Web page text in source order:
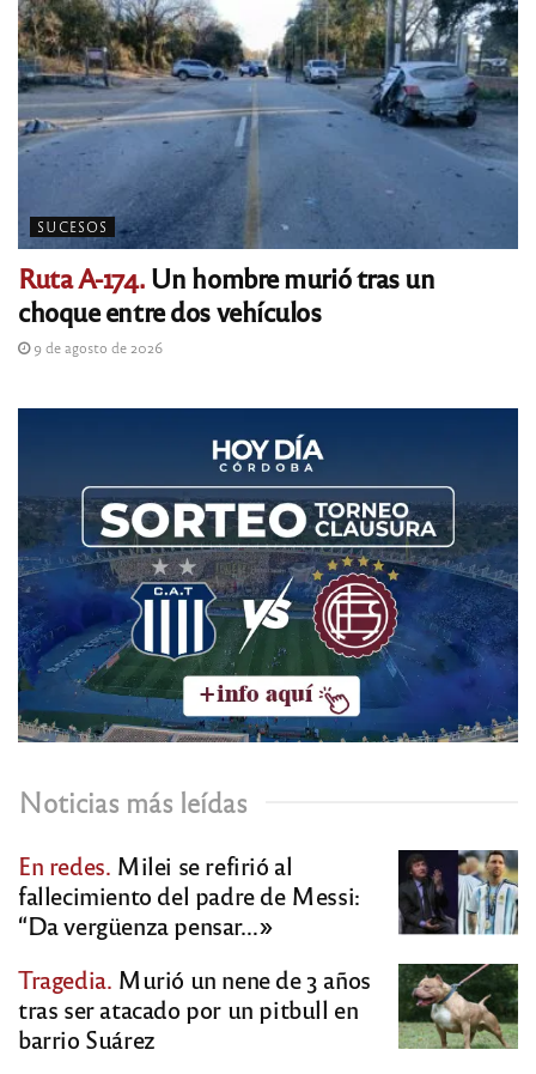
SUCESOS
Ruta A-174.Un hombre murió tras un
choque entre dos vehículos
9 de agosto de 2026
Noticias más leídas
En redes. Milei se refirió al
fallecimiento del padre de Messi:
“Da vergüenza pensar…»
Tragedia. Murió un nene de 3 años
tras ser atacado por un pitbull en
barrio Suárez